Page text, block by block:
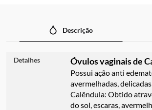
Descrição
Detalhes Óvulos vaginais de
Possui ação anti
avermelhadas,
Calêndula:Obtido
do sol, escaras,